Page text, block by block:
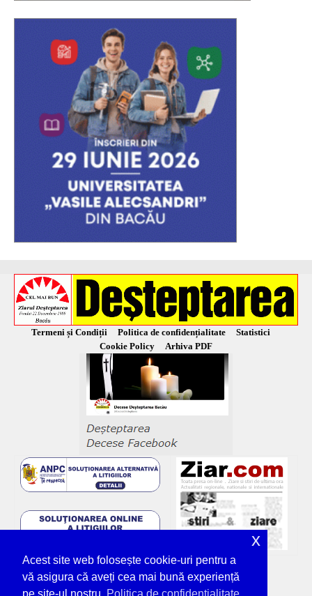
Termeni și Condiții Politica de confidențialitate
Statistici
Cookie Policy
Arhiva PDF
Acest site web folosește cookie-uri pentru a
vă asigura că aveți cea mai bună experiență
pe site-ul nostru.
Politica de confidențialitate
x